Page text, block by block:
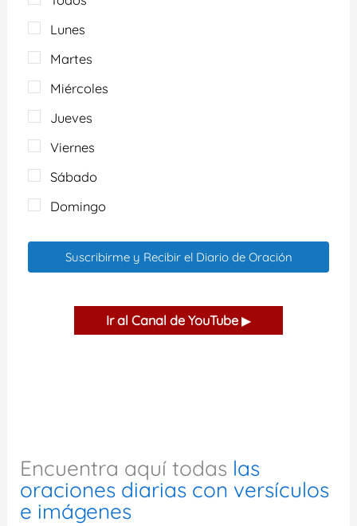
Lunes
Martes
Miércoles
Jueves
Viernes
Sábado
Domingo
Suscribirme y Recibir el Diario de Oración
Ir al Canal de YouTube ▶
Encuentra aquí todas las
oraciones diarias con versículos
e imágenes